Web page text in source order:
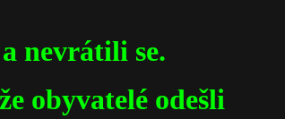
nevrátili se.
obyvatelé odešli